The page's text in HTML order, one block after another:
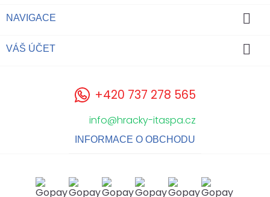
NAVIGACE 
VÁŠ ÚČET 
+420 737 278 565
info@hracky-itaspa.cz
INFORMACE O OBCHODU